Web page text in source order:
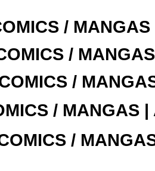
/
/
/
/ MANGAS |
/